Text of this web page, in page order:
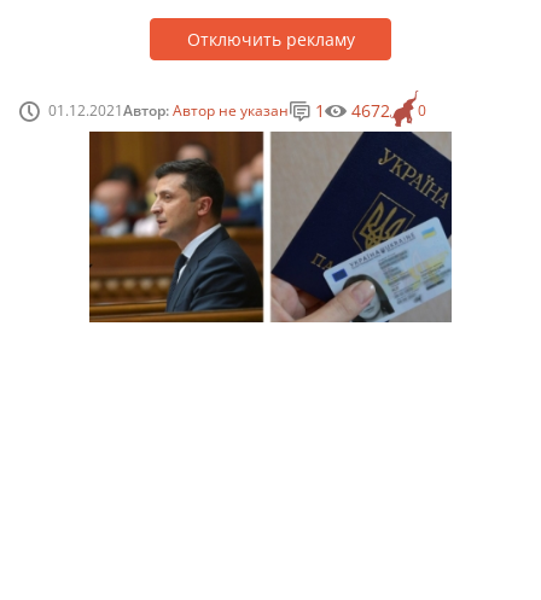
Отключить рекламу
01.12.2021Автор:Автор не указан 0
1 4672